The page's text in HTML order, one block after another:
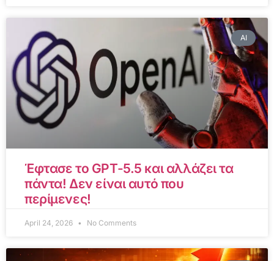
AI
Έφτασε το GPT-5.5 και αλλάζει τα
πάντα! Δεν είναι αυτό που
περίμενες!
April 24, 2026 No Comments